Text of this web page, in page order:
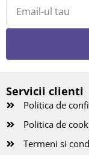
Servicii clienti
Politica de
Politica de
Termeni si